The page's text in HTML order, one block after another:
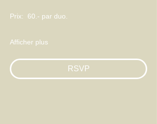
Prix:  60.- par duo.
Afficher plus
RSVP